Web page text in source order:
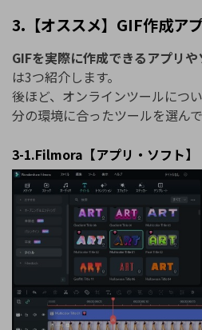
3.【オススメ】GIF作成ア
GIFを実際に作成できるアプリや
は3つ紹介します。
後ほど、オンラインツールにつ
分の環境に合ったツールを選ん
3-1.Filmora【アプリ・ソフト】